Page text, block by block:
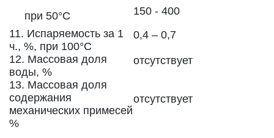
при 50°C
150 - 400
11. Испаряемость за 1
ч., %, при 100°C
0,4 – 0,7
12. Массовая доля
воды, %
отсутствует
13. Массовая доля
содержания
механических примесей
%
отсутствует